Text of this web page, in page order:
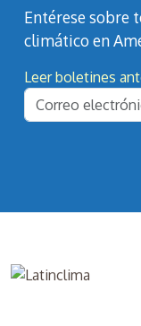
Entérese sobre
climático en
Leer boletines